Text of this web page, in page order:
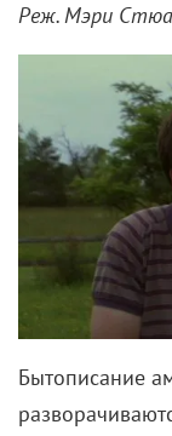
Реж. Мэри
Бытописание